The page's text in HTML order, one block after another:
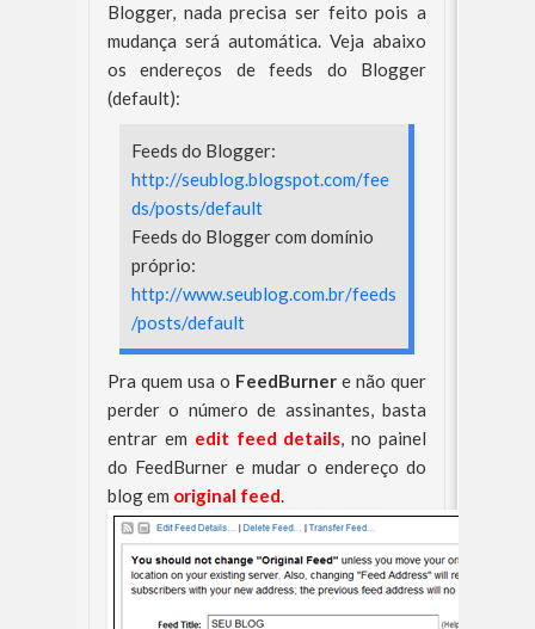
Blogger, nada precisa ser feito pois a
mudança será automática. Veja abaixo
os endereços de feeds do Blogger
(default):
Feeds do Blogger:
http://seublog.blogspot.com/fee
ds/posts/default
Feeds do Blogger com domínio
próprio:
http://www.seublog.com.br/feeds
/posts/default
Pra quem usa o FeedBurner e não quer
perder o número de assinantes, basta
entrar em edit feed details, no painel
do FeedBurner e mudar o endereço do
blog em original feed.